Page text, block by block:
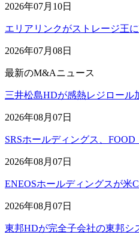
2026年07月10日
エリアリンクがストレージ王
2026年07月08日
最新のM&Aニュース
三井松島HDが感熱レジロール
2026年08月07日
SRSホールディングス、
2026年08月07日
ENEOSホールディングスが米
2026年08月07日
東邦HDが完全子会社の東邦シ